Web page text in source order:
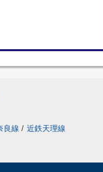
良線 / 近鉄天理線